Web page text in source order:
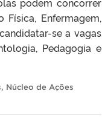
Enfermagem,
se a vagas
Pedagogia e
, Núcleo de Ações